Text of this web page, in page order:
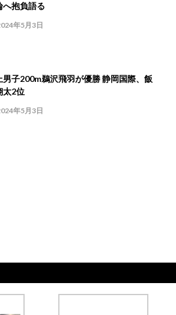
へ抱負語る
年5月3日
男子200m鵜沢飛羽が優勝 静岡国際、飯
太2位
年5月3日